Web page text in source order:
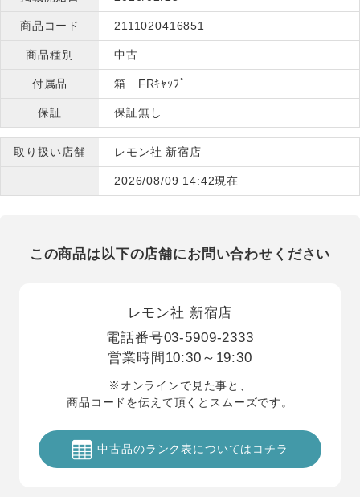
商品コード 2111020416851
商品種別 中古
付属品 箱 FRｷｬｯﾌﾟ
保証 保証無し
取り扱い店舗 レモン社 新宿店
2026/08/09 14:42現在
この商品は以下の店舗にお問い合わせください
レモン社 新宿店
電話番号03-5909-2333
営業時間 10:30～19:30
※オンラインで見た事と、
商品コードを伝えて頂くとスムーズです。
中古品のランク表についてはコチラ